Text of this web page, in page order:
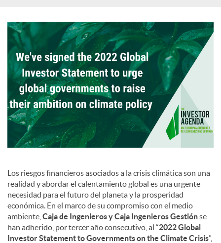
Los riesgos financieros asociados a la crisis climática son una
realidad y abordar el calentamiento global es una urgente
necesidad para el futuro del planeta y la prosperidad
económica. En el marco de su compromiso con el medio
ambiente, Caja de Ingenieros y Caja Ingenieros Gestiónse
han adherido, por tercer año consecutivo, al “2022 Global
Investor Statement to Governments on the Climate Crisis”,